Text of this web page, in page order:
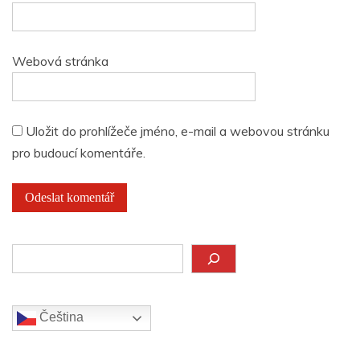
Webová stránka
Uložit do prohlížeče jméno, e-mail a webovou stránku
pro budoucí komentáře.
Čeština‎